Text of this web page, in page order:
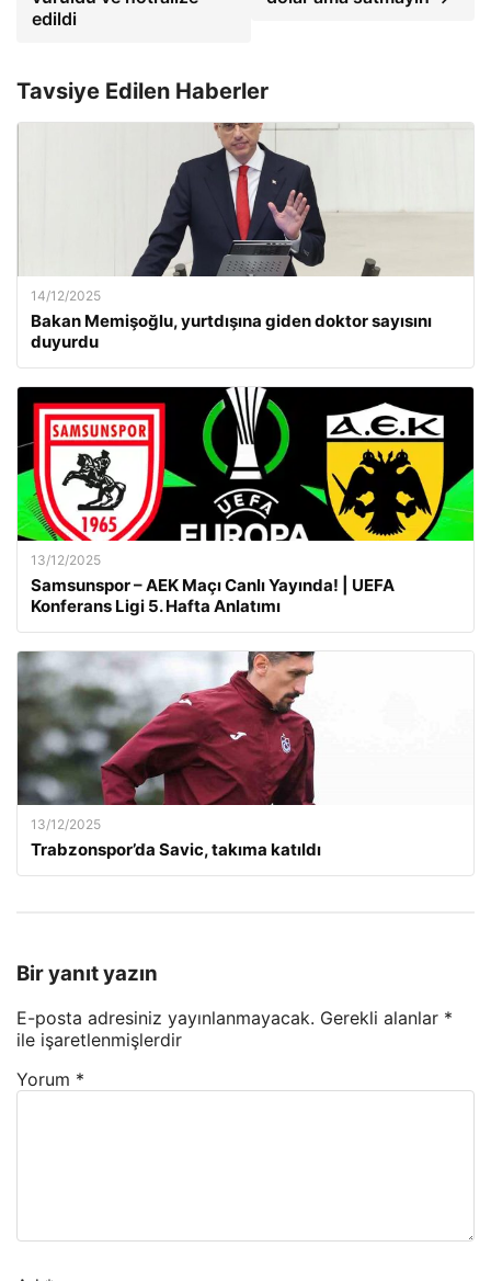
edildi
Tavsiye Edilen Haberler
14/12/2025
Bakan Memişoğlu, yurtdışına giden doktor sayısını
duyurdu
13/12/2025
Samsunspor – AEK Maçı Canlı Yayında! | UEFA
Konferans Ligi 5. Hafta Anlatımı
13/12/2025
Trabzonspor’da Savic, takıma katıldı
Bir yanıt yazın
E-posta adresiniz yayınlanmayacak. Gerekli alanlar *
ile işaretlenmişlerdir
Yorum *